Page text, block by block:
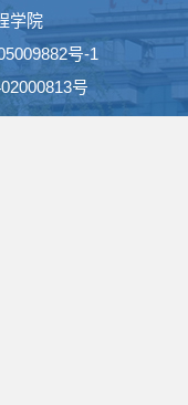
学院
号-1
号